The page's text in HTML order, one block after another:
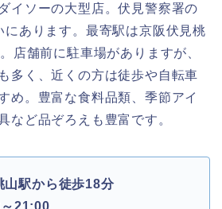
イソーの大型店。伏見警察署の
あります。最寄駅は京阪伏見桃
店舗前に駐車場がありますが、
多く、近くの方は徒歩や自転車
め。豊富な食料品類、季節アイ
など品ぞろえも豊富です。
山駅から徒歩18分
21:00